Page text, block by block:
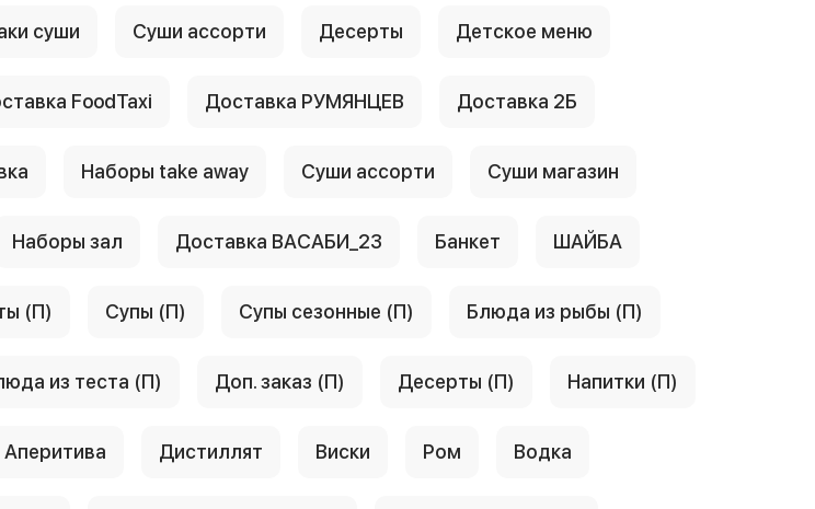
суши Суши ассорти Десерты Детское меню
FoodTaxi Доставка РУМЯНЦЕВ Доставка 2Б
Наборы take away Суши ассорти Суши магазин
Наборы зал Доставка ВАСАБИ_23 Банкет ШАЙБА
(П) Супы (П) Супы сезонные (П) Блюда из рыбы (П)
из теста (П) Доп. заказ (П) Десерты (П) Напитки (П)
Аперитива Дистиллят Виски Ром Водка